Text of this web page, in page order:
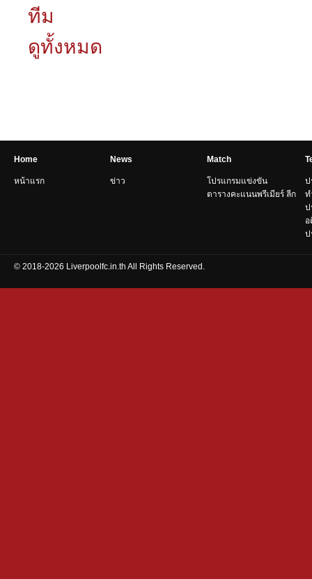
ทีม
ดูทั้งหมด
Home
หน้าแรก
News
ข่าว
Match
โปรแกรมแข่งขัน
ตารางคะแนนพรีเมียร์ ลีก
ป
ท
ป
อ
ป
© 2018-2026 Liverpoolfc.in.th All Rights Reserved.